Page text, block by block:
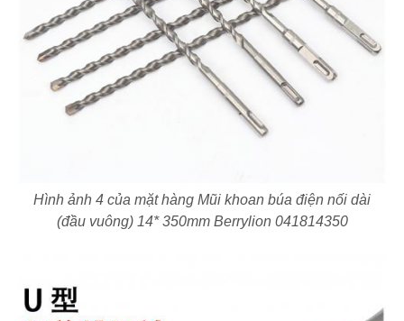
Hình ảnh 4 của mặt hàng Mũi khoan búa điện nối dài
(đầu vuông) 14* 350mm Berrylion 041814350